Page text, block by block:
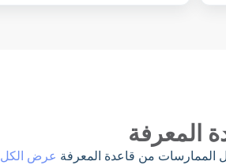
المعرفة
الممارسات من قاعدة المعرفة عرض الكل